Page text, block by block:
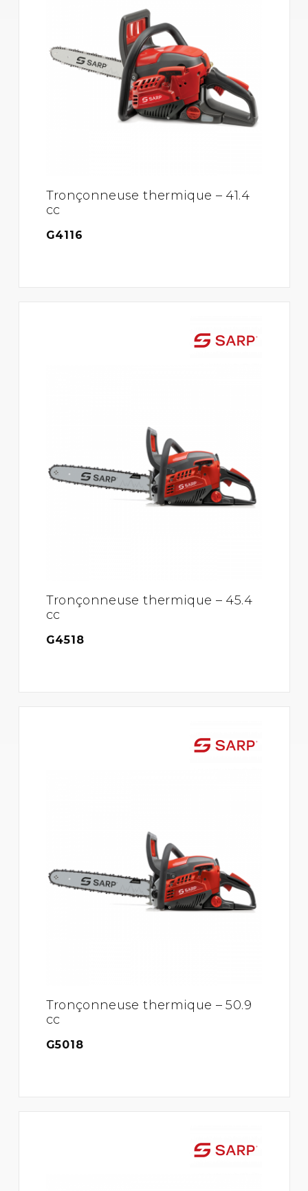
Tronçonneuse thermique – 41.4
cc
G4116
Tronçonneuse thermique – 45.4
cc
G4518
Tronçonneuse thermique – 50.9
cc
G5018